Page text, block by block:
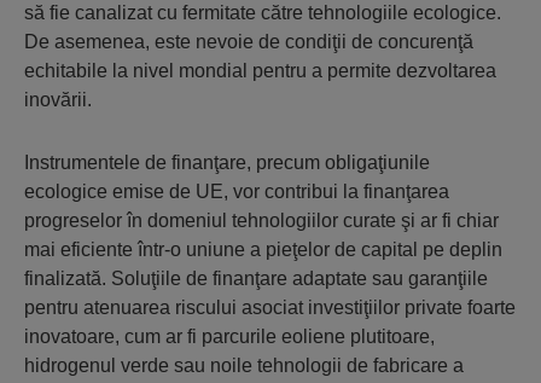
să fie canalizat cu fermitate către tehnologiile ecologice.
De asemenea, este nevoie de condiţii de concurenţă
echitabile la nivel mondial pentru a permite dezvoltarea
inovării.
Instrumentele de finanţare, precum obligaţiunile
ecologice emise de UE, vor contribui la finanţarea
progreselor în domeniul tehnologiilor curate şi ar fi chiar
mai eficiente într-o uniune a pieţelor de capital pe deplin
finalizată. Soluţiile de finanţare adaptate sau garanţiile
pentru atenuarea riscului asociat investiţiilor private foarte
inovatoare, cum ar fi parcurile eoliene plutitoare,
hidrogenul verde sau noile tehnologii de fabricare a